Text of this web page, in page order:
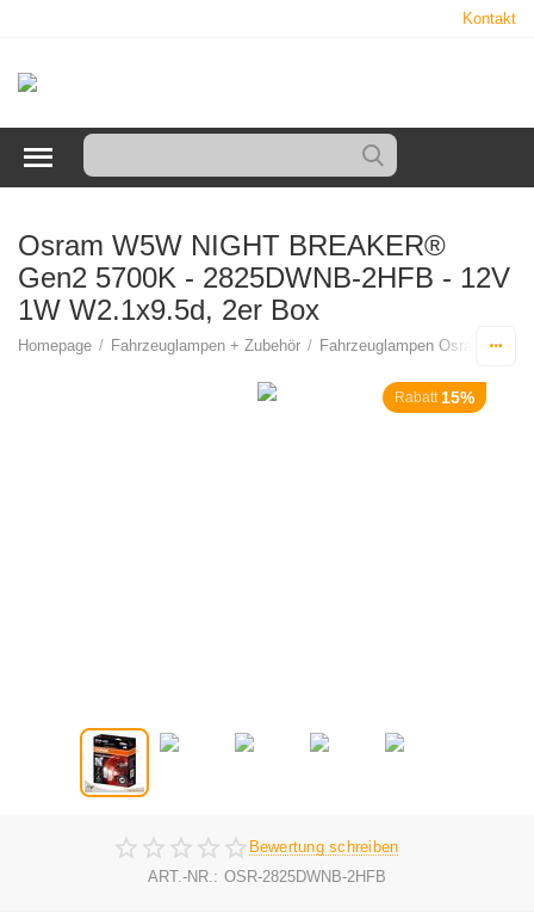
Kontakt
Osram W5W NIGHT BREAKER®
Gen2 5700K - 2825DWNB-2HFB - 12V
1W W2.1x9.5d, 2er Box
Homepage / Fahrzeuglampen + Zubehör / Fahrzeuglampen Osram -
Rabatt 15%
Bewertung schreiben
ART.-NR.: OSR-2825DWNB-2HFB